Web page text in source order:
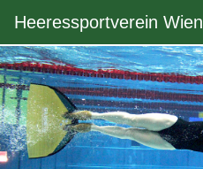
Heeressportverein Wien